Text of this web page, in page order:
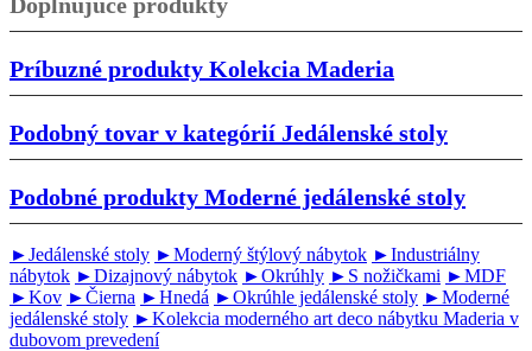
Príbuzné produkty Kolekcia Maderia
Podobný tovar v kategórií Jedálenské stoly
Podobné produkty Moderné jedálenské stoly
►Jedálenské stoly ►Moderný štýlový nábytok ►Industriálny
nábytok ►Dizajnový nábytok ►Okrúhly ►S nožičkami ►MDF
►Kov ►Čierna ►Hnedá ►Okrúhle jedálenské stoly ►Moderné
jedálenské stoly ►Kolekcia moderného art deco nábytku Maderia v
dubovom prevedení